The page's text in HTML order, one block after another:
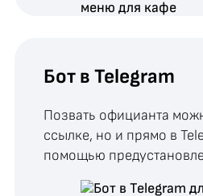
Бот в Telegram
Позвать официанта
ссылке, но и прямо в
помощью